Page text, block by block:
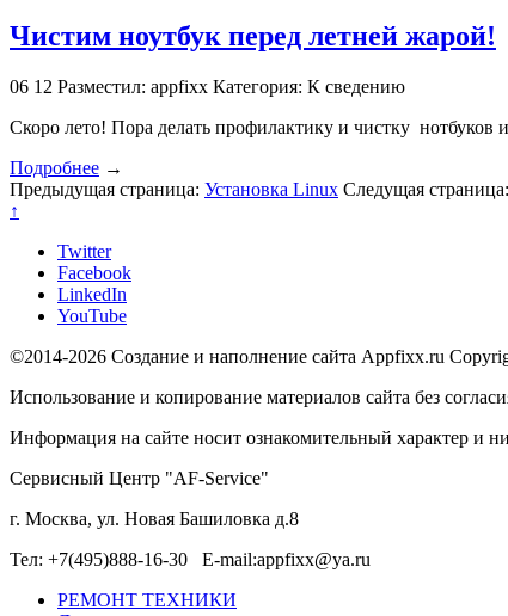
Чистим ноутбук перед летней жарой!
06 12 Разместил: appfixx Категория: К сведению
Скоро лето! Пора делать профилактику и чистку нотбуков
Подробнее →
Предыдущая страница: Установка Linux Следущая страница:
↑
Twitter
Facebook
LinkedIn
YouTube
©2014-2026 Создание и наполнение сайта Appfixx.ru
Использование и копирование материалов сайта без
Информация на сайте носит ознакомительный характер и
Сервисный Центр "AF-Service"
г. Москва, ул. Новая Башиловка д.8
Тел: +7(495)888-16-30 E-mail:appfixx@ya.ru
РЕМОНТ ТЕХНИКИ